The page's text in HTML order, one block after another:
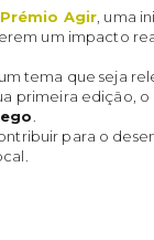
Prémio Agir , uma
um impacto
tema que seja
primeira edição,
para o